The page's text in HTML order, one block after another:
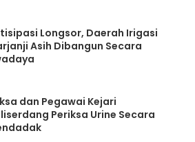
Longsor, Daerah Irigasi
Asih Dibangun Secara
dan Pegawai Kejari
Periksa Urine Secara